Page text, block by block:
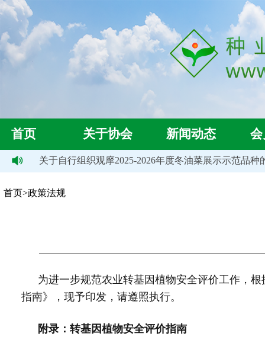
首页 关于协会 新闻动态
关于自行组织观摩2025-2026年度冬油菜展示示范品种的通
首页>政策法规
为进一步规范农业转基因植物安全评价工作，
指南》，现予印发，请遵照执行。
附录：转基因植物安全评价指南